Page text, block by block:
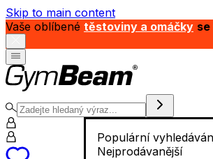
Skip to main content
Vaše oblíbené těstoviny a omáčky se
Populární
Nejprodávanější